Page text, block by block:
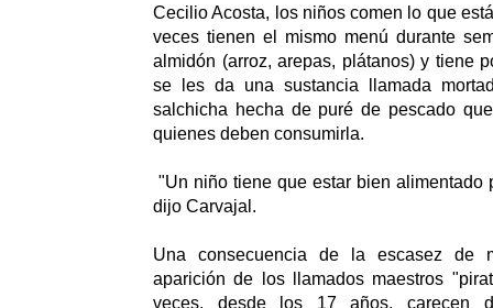
Cecilio Acosta, los niños comen lo que
veces tienen el mismo menú durante
almidón (arroz, arepas, plátanos) y tiene
se les da una sustancia llamada
salchicha hecha de puré de pescado
quienes deben consumirla.
"Un niño tiene que estar bien alimentado
dijo Carvajal.
Una consecuencia de la escasez de
aparición de los llamados maestros
veces, desde los 17 años, carecen